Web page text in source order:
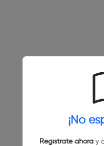
¡No
Regístrate ahoray